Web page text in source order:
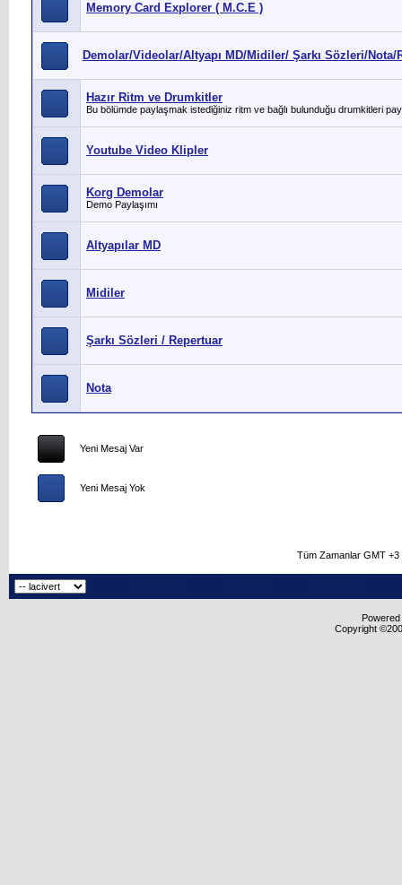
Memory Card Explorer ( M.C.E )
Demolar/Videolar/Altyapı MD/Midiler/ Şarkı Sözleri/Nota/
Hazır Ritm ve Drumkitler
Bu bölümde paylaşmak istediğiniz ritm ve bağlı bulunduğu drumkitleri
Youtube Video Klipler
Korg Demolar
Demo Paylaşımı
Altyapılar MD
Midiler
Şarkı Sözleri / Repertuar
Nota
Yeni Mesaj Var
Yeni Mesaj Yok
Tüm Zamanlar GMT
Copyright